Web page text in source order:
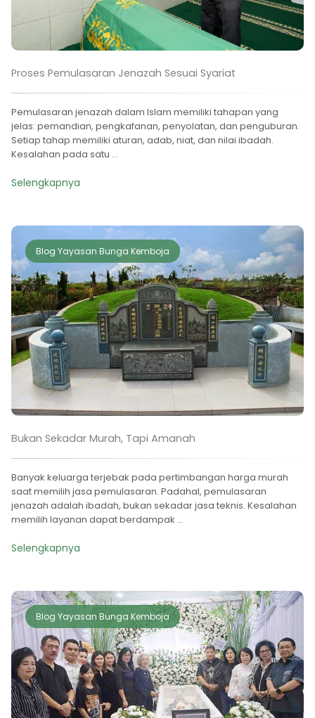
Proses Pemulasaran Jenazah Sesuai Syariat
Pemulasaran jenazah dalam Islam memiliki tahapan yang
jelas: pemandian, pengkafanan, penyolatan, dan penguburan.
Setiap tahap memiliki aturan, adab, niat, dan nilai ibadah.
Kesalahan pada satu ...
Selengkapnya
Blog Yayasan Bunga Kemboja
Bukan Sekadar Murah, Tapi Amanah
Banyak keluarga terjebak pada pertimbangan harga murah
saat memilih jasa pemulasaran. Padahal, pemulasaran
jenazah adalah ibadah, bukan sekadar jasa teknis. Kesalahan
memilih layanan dapat berdampak ...
Selengkapnya
Blog Yayasan Bunga Kemboja